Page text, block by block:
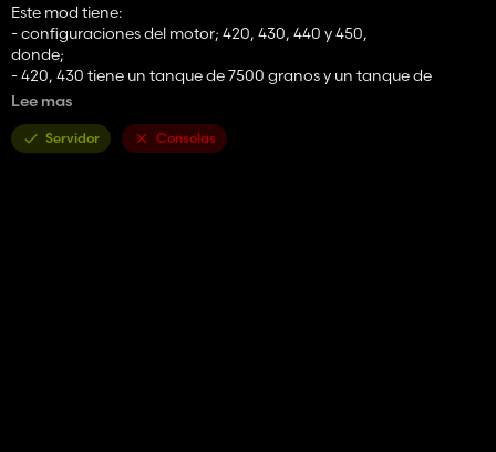
Este mod tiene:
- configuraciones del motor; 420, 430, 440 y 450,
donde;
- 420, 430 tiene un tanque de 7500 granos y un tanque de
combustible de 500,
combustible de 600,
- configuraciones de gallos, hay 7,
Lee mas
Servidor Consolas